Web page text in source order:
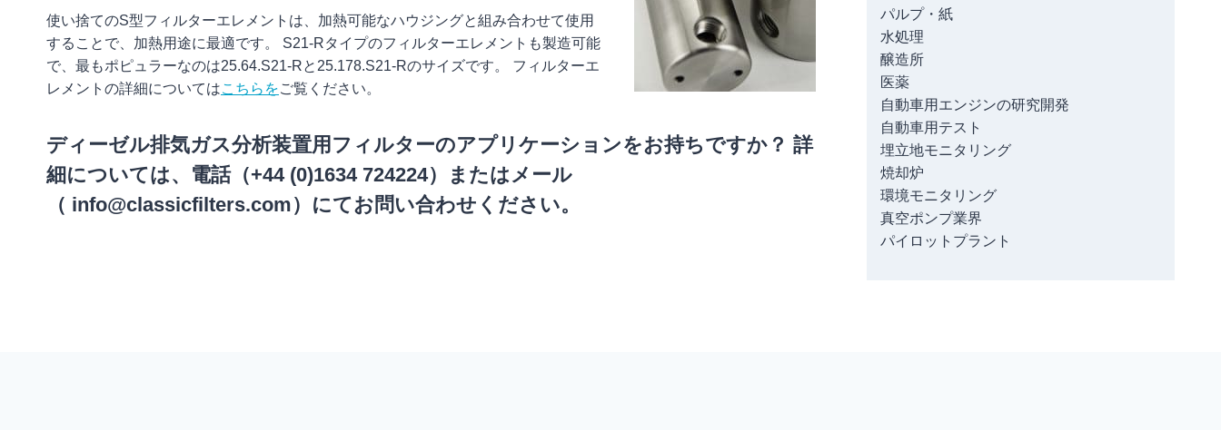
使い捨てのS型フィルターエレメントは、加熱可能なハウジングと組み合わせて使用
することで、加熱用途に最適です。 S21-Rタイプのフィルターエレメントも製造可能
で、最もポピュラーなのは25.64.S21-Rと25.178.S21-Rのサイズです。 フィルターエ
レメントの詳細についてはこちらをご覧ください。
ディーゼル排気ガス分析装置用フィルターのアプリケーションをお持ちですか？ 詳
細については、電話（+44 (0)1634 724224）またはメール
（ info@classicfilters.com）にてお問い合わせください。
パルプ・紙
水処理
醸造所
医薬
自動車用エンジンの研究開発
自動車用テスト
埋立地モニタリング
焼却炉
環境モニタリング
真空ポンプ業界
パイロットプラント